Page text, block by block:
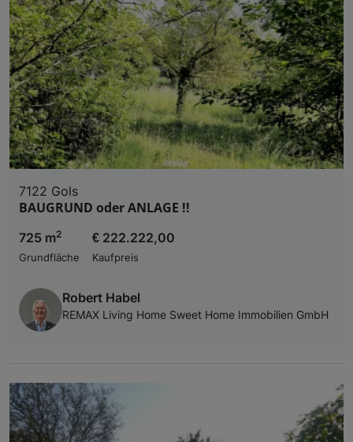
7122 Gols
BAUGRUND oder ANLAGE !!
725 m2
Grundfläche
€ 222.222,00
Kaufpreis
Robert Habel
REMAX Living Home Sweet Home Immobilien GmbH